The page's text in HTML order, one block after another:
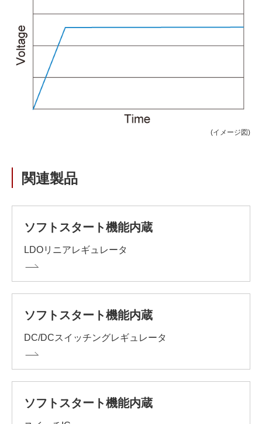
(イメージ図)
関連製品
ソフトスタート機能内蔵
LDOリニアレギュレータ
ソフトスタート機能内蔵
DC/DCスイッチングレギュレータ
ソフトスタート機能内蔵